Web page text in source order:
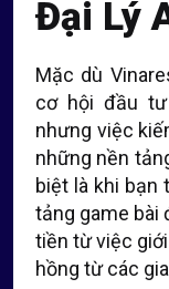
Đại Lý
Mặc dù
cơ hội đầu
nhưng việc
những nền
biệt là khi bạn
tảng game bài
tiền từ việc
hồng từ các